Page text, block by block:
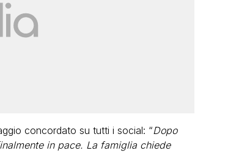
concordato su tutti i social: “Dopo
in pace. La famiglia chiede